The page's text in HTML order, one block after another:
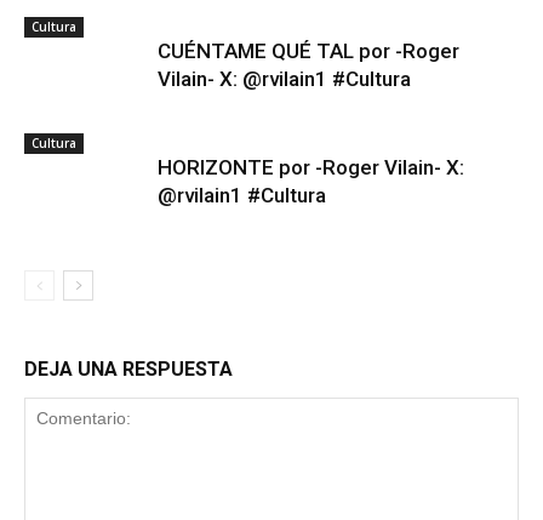
Cultura
CUÉNTAME QUÉ TAL por -Roger
Vilain- X: @rvilain1 #Cultura
Cultura
HORIZONTE por -Roger Vilain- X:
@rvilain1 #Cultura
DEJA UNA RESPUESTA